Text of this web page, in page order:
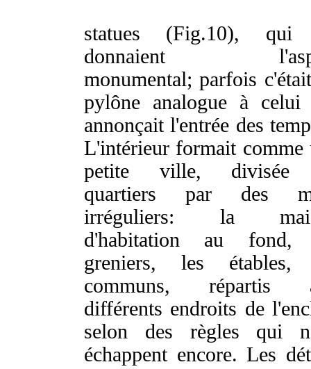
statues (Fig.10),
donnaient
monumental; parfois
pylône analogue à celui
annonçait l'entrée des
L'intérieur formait comme
petite ville, divisée
quartiers par des
irréguliers: la
d'habitation au fond,
greniers, les étables,
communs, répartis
différents endroits de
selon des règles qui
échappent encore. Les